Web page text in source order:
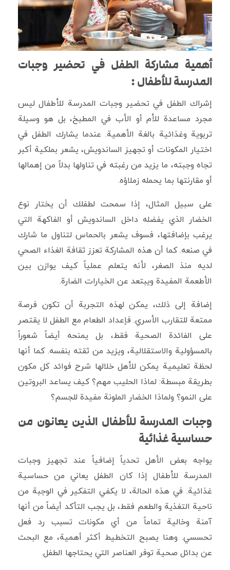
أهمية مشاركة الطفل في تحضير وجبات
المدرسة للأطفال :
إشراك الطفل في تحضير وجبات المدرسة للأطفال ليس
مجرد مساعدة للأم أو الأب في المطبخ، بل هو وسيلة
تربوية وغذائية بالغة الأهمية. عندما يشارك الطفل في
اختيار المكونات أو تجهيز الساندويش، يشعر بملكية أكبر
تجاه وجبته، ما يزيد من رغبته في تناولها بدلاً من إهمالها
أو مقارنتها بما يحمله زملاؤه.
على سبيل المثال، إذا سمحت لطفلك أن يختار نوع
الخضار الذي يفضله داخل الساندويش أو الفاكهة التي
يرغب بإضافتها، فسوف يشعر بالحماس لتناول ما شارك
في صنعه. كما أن هذه المشاركة تعزز ثقافة الغذاء الصحي
لديه منذ الصغر، لأنه يتعلم عملياً كيف يوازن بين
الأطعمة المفيدة ويبتعد عن الخيارات الضارة.
إضافة إلى ذلك، يمكن لهذه التجربة أن تكون فرصة
ممتعة للتقارب الأسري. فإعداد الطعام مع الطفل لا يقتصر
على الفائدة الصحية فقط، بل يمنحه أيضاً شعوراً
بالمسؤولية والاستقلالية، ويزيد من ثقته بنفسه. كما أنها
لحظة تعليمية يمكن للأهل خلالها شرح فوائد كل مكون
بطريقة مبسطة: لماذا الحليب مهم؟ كيف يساعد البروتين
على النمو؟ ولماذا الخضار الملونة مفيدة للجسم؟
وجبات المدرسة للأطفال الذين يعانون من
حساسية غذائية
يواجه بعض الأهل تحدياً إضافياً عند تجهيز وجبات
المدرسة للأطفال إذا كان الطفل يعاني من حساسية
غذائية. في هذه الحالة، لا يكفي التفكير في الوجبة من
ناحية التغذية والطعم فقط، بل يجب التأكد أيضاً من أنها
آمنة وخالية تماماً من أي مكونات تسبب رد فعل
تحسسي. وهنا يصبح التخطيط أكثر أهمية، مع البحث
عن بدائل صحية توفر العناصر التي يحتاجها الطفل.